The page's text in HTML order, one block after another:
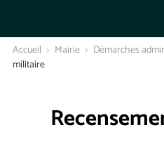
Accueil Mairie Démarches
militaire